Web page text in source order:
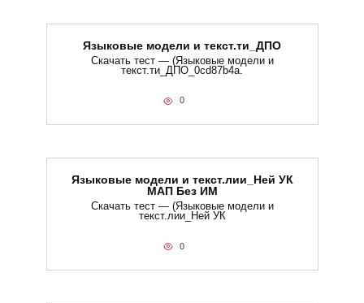
Языковые модели и текст.ти_ДПО
Скачать тест — (Языковые модели и
текст.ти_ДПО_0cd87b4a.
0
Языковые модели и текст.лии_Ней УК
МАП Без ИМ
Скачать тест — (Языковые модели и
текст.лии_Ней УК
0